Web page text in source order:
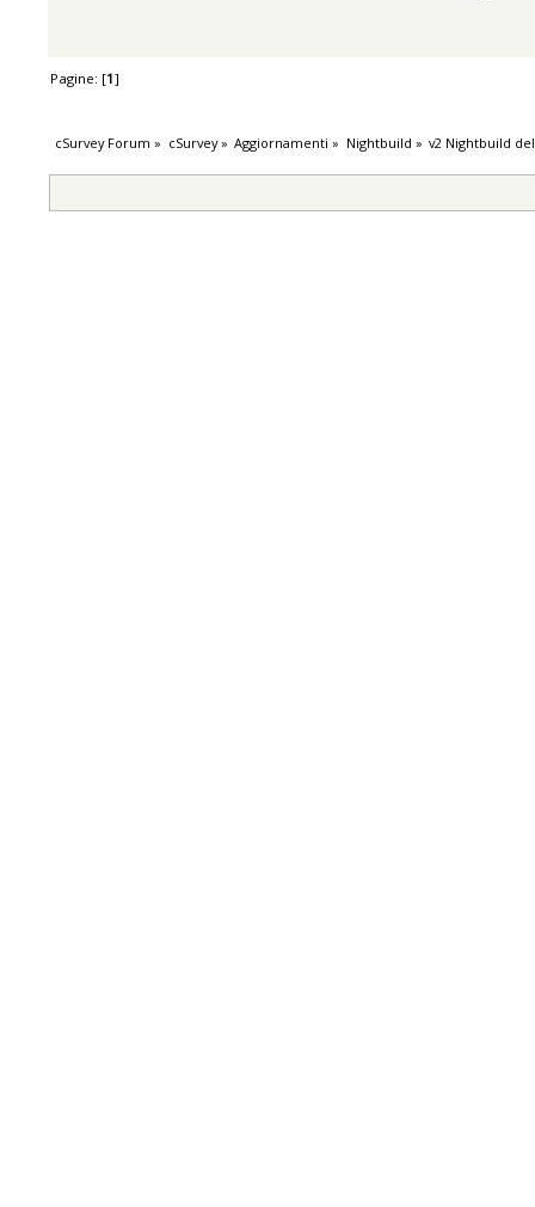
Pagine: [1]
cSurvey Forum » cSurvey» Aggiornamenti » Nightbuild » v2 Nightbuild